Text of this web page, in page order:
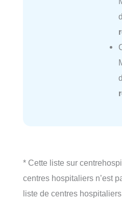
* Cette liste sur
centres hospitaliers n’est
liste de centres